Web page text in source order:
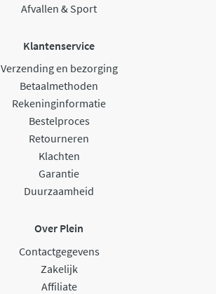
Afvallen & Sport
Klantenservice
Verzending en bezorging
Betaalmethoden
Rekeninginformatie
Bestelproces
Retourneren
Klachten
Garantie
Duurzaamheid
Over Plein
Contactgegevens
Zakelijk
Affiliate